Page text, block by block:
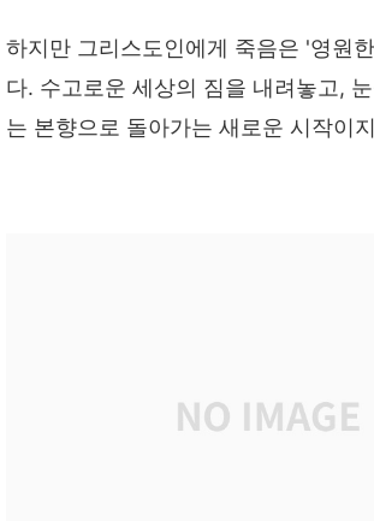
하지만 그리스도인에게 죽음은 '영원
다. 수고로운 세상의 짐을 내려놓고,
는 본향으로 돌아가는 새로운 시작이